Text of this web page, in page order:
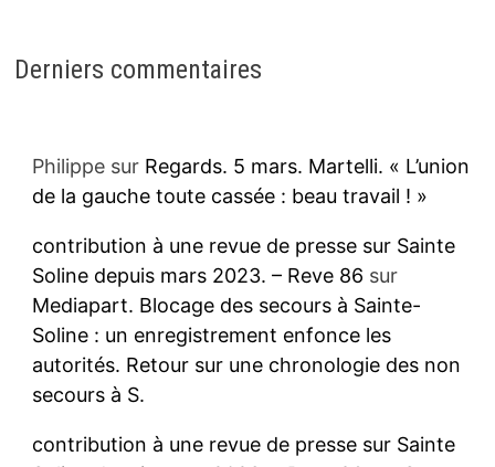
Derniers commentaires
Philippesur Regards. 5 mars. Martelli. « L’union
de la gauche toute cassée : beau travail ! »
contribution à une revue de presse sur Sainte
Soline depuis mars 2023. – Reve 86 sur
Mediapart. Blocage des secours à Sainte-
Soline : un enregistrement enfonce les
autorités. Retour sur une chronologie des non
secours à S.
contribution à une revue de presse sur Sainte